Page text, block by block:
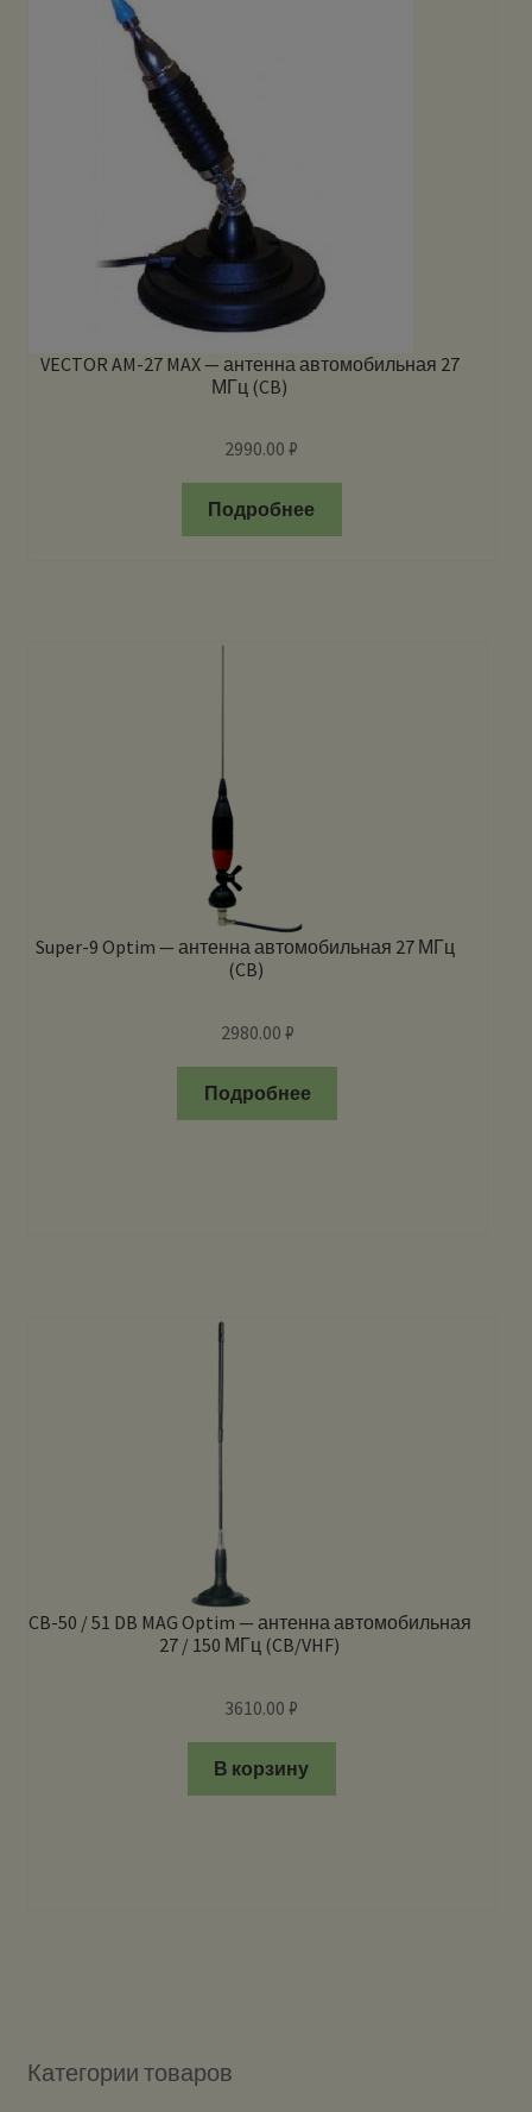
VECTOR AM-27 MAX — антенна автомобильная 27
МГц (CB)
2990.00₽
Подробнее
Super-9 Optim — антенна автомобильная 27 МГц
(CB)
2980.00 ₽
Подробнее
CB-50 / 51 DB MAG Optim — антенна автомобильная
27 / 150 МГц (CB/VHF)
3610.00₽
В корзину
Категории товаров